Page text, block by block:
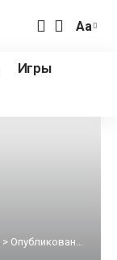
Аа
Игры
> Опубликована стоимость и дата анонса Pixel 5 и Pixel 4a 5G